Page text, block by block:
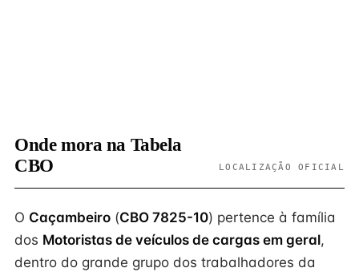
Onde mora na Tabela
CBO
LOCALIZAÇÃO OFICIAL
O Caçambeiro (CBO 7825-10) pertence à família
dos Motoristas de veículos de cargas em geral,
dentro do grande grupo dos trabalhadores da